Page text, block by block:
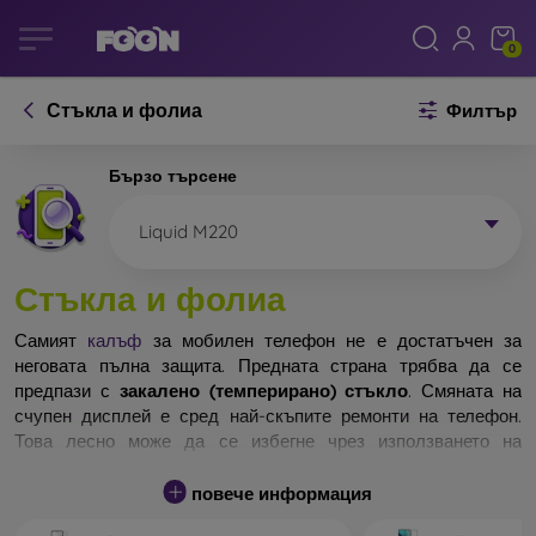
0
Стъкла и фолиа Филтър
Бързо търсене
Liquid M220
Стъкла и фолиа
Самият калъф за мобилен телефон не е достатъчен за
неговата пълна защита. Предната страна трябва да се
предпази с закалено (темперирано) стъкло. Смяната на
счупен дисплей е сред най-скъпите ремонти на телефон.
Това лесно може да се избегне чрез използването на
Неразбиваемо стъкло за телефон не съществува, но при
повече информация